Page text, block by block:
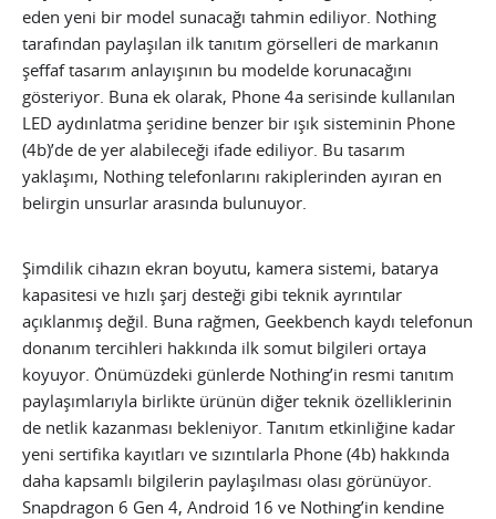
eden yeni bir model sunacağı tahmin ediliyor. Nothing
tarafından paylaşılan ilk tanıtım görselleri de markanın
şeffaf tasarım anlayışının bu modelde korunacağını
gösteriyor. Buna ek olarak, Phone 4a serisinde kullanılan
LED aydınlatma şeridine benzer bir ışık sisteminin Phone
(4b)’de de yer alabileceği ifade ediliyor. Bu tasarım
yaklaşımı, Nothing telefonlarını rakiplerinden ayıran en
belirgin unsurlar arasında bulunuyor.
Şimdilik cihazın ekran boyutu, kamera sistemi, batarya
kapasitesi ve hızlı şarj desteği gibi teknik ayrıntılar
açıklanmış değil. Buna rağmen, Geekbench kaydı telefonun
donanım tercihleri hakkında ilk somut bilgileri ortaya
koyuyor. Önümüzdeki günlerde Nothing’in resmi tanıtım
paylaşımlarıyla birlikte ürünün diğer teknik özelliklerinin
de netlik kazanması bekleniyor. Tanıtım etkinliğine kadar
yeni sertifika kayıtları ve sızıntılarla Phone (4b) hakkında
daha kapsamlı bilgilerin paylaşılması olası görünüyor.
Snapdragon 6 Gen 4, Android 16 ve Nothing’in kendine